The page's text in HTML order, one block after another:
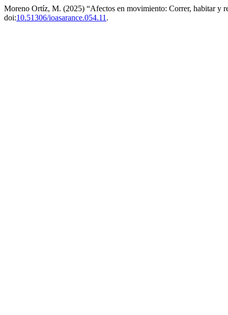
Moreno Ortíz, M. (2025) “Afectos en movimiento: Correr, habitar y
doi:10.51306/ioasarance.054.11 .